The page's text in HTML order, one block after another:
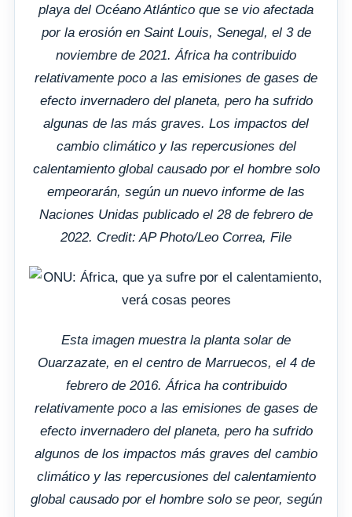
playa del Océano Atlántico que se vio afectada
por la erosión en Saint Louis, Senegal, el 3 de
noviembre de 2021. África ha contribuido
relativamente poco a las emisiones de gases de
efecto invernadero del planeta, pero ha sufrido
algunas de las más graves. Los impactos del
cambio climático y las repercusiones del
calentamiento global causado por el hombre solo
empeorarán, según un nuevo informe de las
Naciones Unidas publicado el 28 de febrero de
2022. Credit: AP Photo/Leo Correa, File
Esta imagen muestra la planta solar de
Ouarzazate, en el centro de Marruecos, el 4 de
febrero de 2016. África ha contribuido
relativamente poco a las emisiones de gases de
efecto invernadero del planeta, pero ha sufrido
algunos de los impactos más graves del cambio
climático y las repercusiones del calentamiento
global causado por el hombre solo se peor, según